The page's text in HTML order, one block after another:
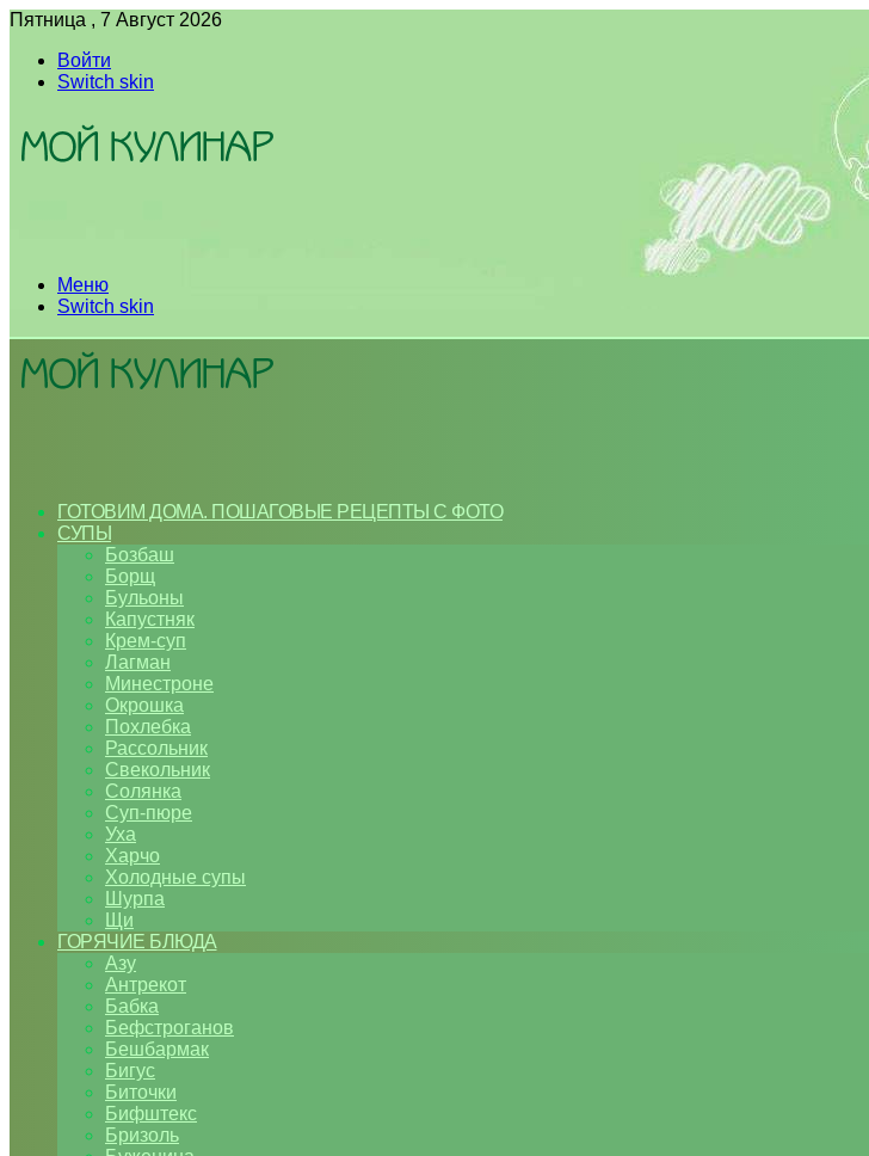
Пятница , 7 Август 2026
Войти
Switch skin
Меню
Switch skin
ГОТОВИМ ДОМА. ПОШАГОВЫЕ РЕЦЕПТЫ С ФОТО
СУПЫ
Бозбаш
Борщ
Бульоны
Капустняк
Крем-суп
Лагман
Минестроне
Окрошка
Похлебка
Рассольник
Свекольник
Солянка
Суп-пюре
Уха
Харчо
Холодные супы
Шурпа
Щи
ГОРЯЧИЕ БЛЮДА
Азу
Антрекот
Бабка
Бефстроганов
Бешбармак
Бигус
Биточки
Бифштекс
Бризоль